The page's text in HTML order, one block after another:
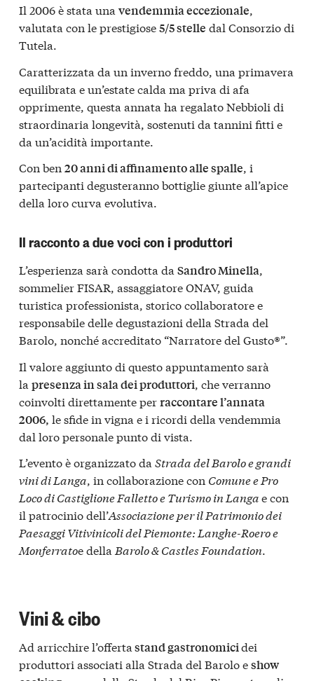
Il 2006 è stata una vendemmia eccezionale,
valutata con le prestigiose5/5 stelle dal Consorzio di
Tutela.
Caratterizzata da un inverno freddo, una primavera
equilibrata e un’estate calda ma priva di afa
opprimente, questa annata ha regalato Nebbioli di
straordinaria longevità, sostenuti da tannini fitti e
da un’acidità importante.
Con ben 20 anni di affinamento alle spalle, i
partecipanti degusteranno bottiglie giunte all’apice
della loro curva evolutiva.
Il racconto a due voci con i produttori
L’esperienza sarà condotta da Sandro Minella,
sommelier FISAR, assaggiatore ONAV, guida
turistica professionista, storico collaboratore e
responsabile delle degustazioni della Strada del
Barolo, nonché accreditato “Narratore del Gusto®”.
Il valore aggiunto di questo appuntamento sarà
la presenza in sala dei produttori, che verranno
coinvolti direttamente perraccontare l’annata
2006, le sfide in vigna e i ricordi della vendemmia
dal loro personale punto di vista.
L’evento è organizzato da Strada del Barolo e grandi
vini di Langa, in collaborazione con Comune e Pro
Loco di Castiglione Falletto e Turismo in Langae con
il patrocinio dell’Associazione per il Patrimonio dei
Paesaggi Vitivinicoli del Piemonte: Langhe-Roero e
Monferratoe della Barolo & Castles Foundation.
Vini & cibo
Ad arricchire l’offerta stand gastronomicidei
produttori associati alla Strada del Barolo eshow